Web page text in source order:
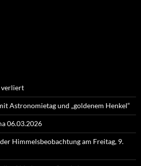
verliert
Astronomietag und „goldenem Henkel“
06.03.2026
Himmelsbeobachtung am Freitag, 9.